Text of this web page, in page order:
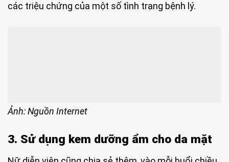
các triệu chứng của một số tình trạng bệnh lý.
Ảnh: Nguồn Internet
3. Sử dụng kem dưỡng ẩm cho da mặt